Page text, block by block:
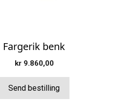
Fargerik benk
kr9.860,00
Send bestilling